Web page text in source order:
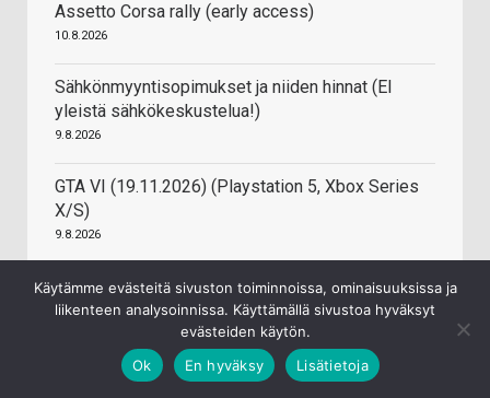
Assetto Corsa rally (early access)
10.8.2026
Sähkönmyyntisopimukset ja niiden hinnat (EI
yleistä sähkökeskustelua!)
9.8.2026
GTA VI (19.11.2026) (Playstation 5, Xbox Series
X/S)
9.8.2026
Pariutumisen haasteet nykypäivänä ja sen
vaikutukset
Sähköenergian tuotanto, taustatekijät, hintatason
Käytämme evästeitä sivuston toiminnoissa, ominaisuuksissa ja
liikenteen analysoinnissa. Käyttämällä sivustoa hyväksyt
evästeiden käytön.
Ok
En hyväksy Lisätietoja